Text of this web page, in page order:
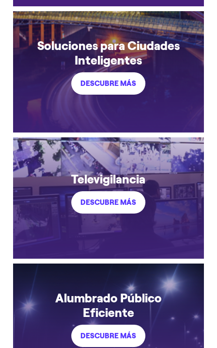
Soluciones para Ciudades
Inteligentes
DESCUBRE MÁS
Televigilancia
DESCUBRE MÁS
Alumbrado Público
Eficiente
DESCUBRE MÁS